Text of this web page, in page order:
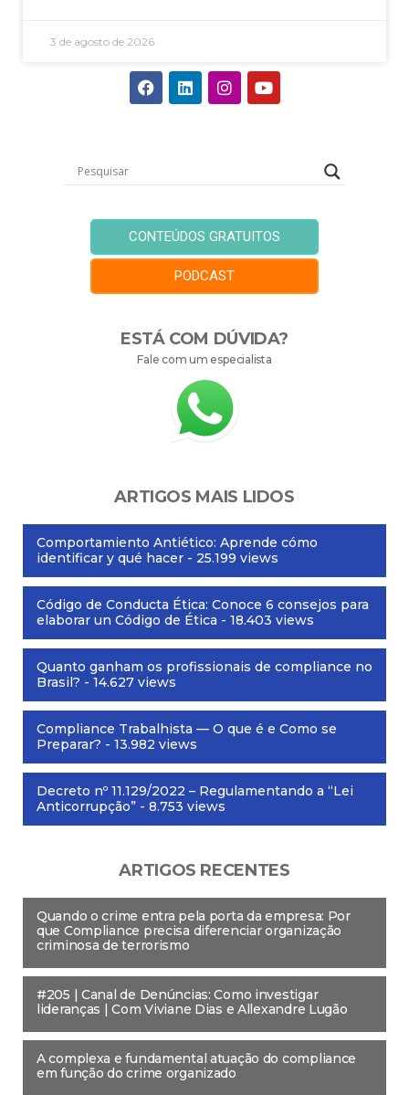
3 de agosto de 2026
CONTEÚDOS GRATUITOS
PODCAST
ESTÁ COM DÚVIDA?
Fale com um especialista
ARTIGOS MAIS LIDOS
Comportamiento Antiético: Aprende cómo
identificar y qué hacer - 25.199 views
Código de Conducta Ética: Conoce 6 consejos para
elaborar un Código de Ética - 18.403 views
Quanto ganham os profissionais de compliance no
Brasil? - 14.627 views
Compliance Trabalhista — O que é e Como se
Preparar? - 13.982 views
Decreto nº 11.129/2022 – Regulamentando a “Lei
Anticorrupção” - 8.753 views
ARTIGOS RECENTES
Quando o crime entra pela porta da empresa: Por
que Compliance precisa diferenciar organização
criminosa de terrorismo
#205 | Canal de Denúncias: Como investigar
lideranças | Com Viviane Dias e Allexandre Lugão
A complexa e fundamental atuação do compliance
em função do crime organizado